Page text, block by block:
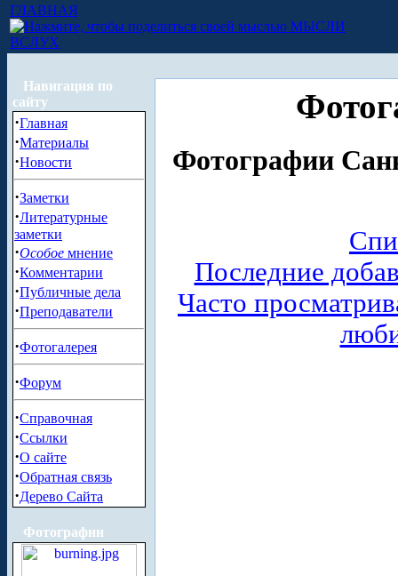
ГЛАВНАЯ
МЫСЛИ
ВСЛУХ
Навигация по
сайту
·Главная
·Материалы
·Новости
·Заметки
·Литературные
заметки
·Особое мнение
·Комментарии
·Публичные дела
·Преподаватели
·Фотогалерея
·Форум
·Справочная
·Ссылки
·О сайте
·Обратная связь
·Дерево Сайта
Фотографии
Фотографии
Последние
Часто